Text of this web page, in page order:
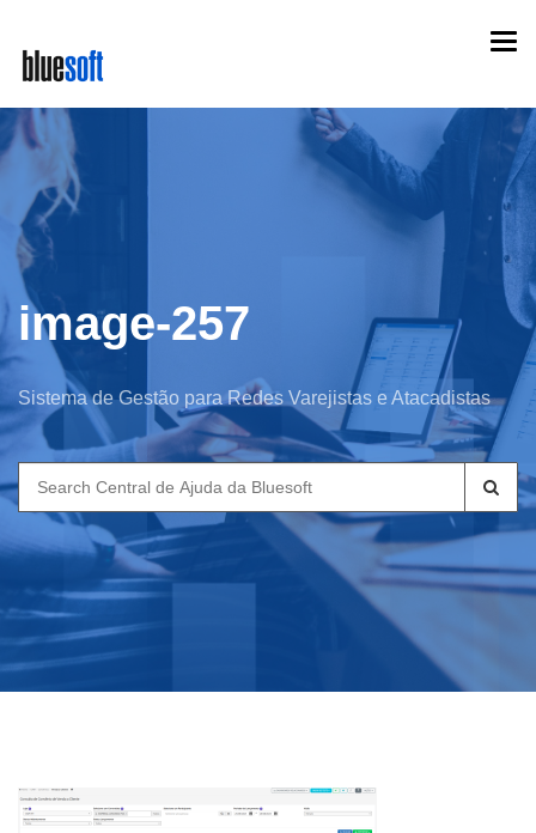
main
content
image-257
Sistema de Gestão para Redes Varejistas e Atacadistas
Search
for: